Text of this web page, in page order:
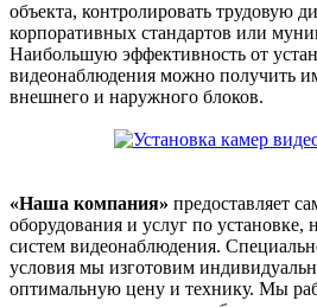
объекта, контролировать трудовую
корпоративных стандартов или
Наибольшую эффективность от
видеонаблюдения можно получить
внешнего и наружного блоков.
«Наша компания» предоставляет
оборудования и услуг по установке,
систем видеонаблюдения.
условия мы изготовим
оптимальную цену и технику. Мы